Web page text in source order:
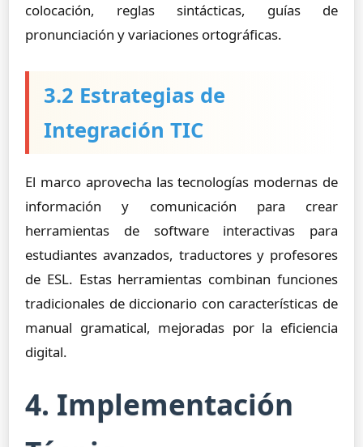
colocación, reglas sintácticas, guías de
pronunciación y variaciones ortográficas.
3.2 Estrategias de
Integración TIC
El marco aprovecha las tecnologías modernas de
información y comunicación para crear
herramientas de software interactivas para
estudiantes avanzados, traductores y profesores
de ESL. Estas herramientas combinan funciones
tradicionales de diccionario con características de
manual gramatical, mejoradas por la eficiencia
digital.
4. Implementación